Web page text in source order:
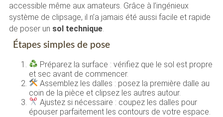
accessible même aux amateurs. Grâce à l’ingénieux
système de clipsage, il n’a jamais été aussi facile et rapide
de poser un sol technique.
Étapes simples de pose
Préparez la surface : vérifiez que le sol est propre
et sec avant de commencer.
Assemblez les dalles : posez la première dalle au
coin de la pièce et clipsez les autres autour.
Ajustez si nécessaire : coupez les dalles pour
épouser parfaitement les contours de votre espace.